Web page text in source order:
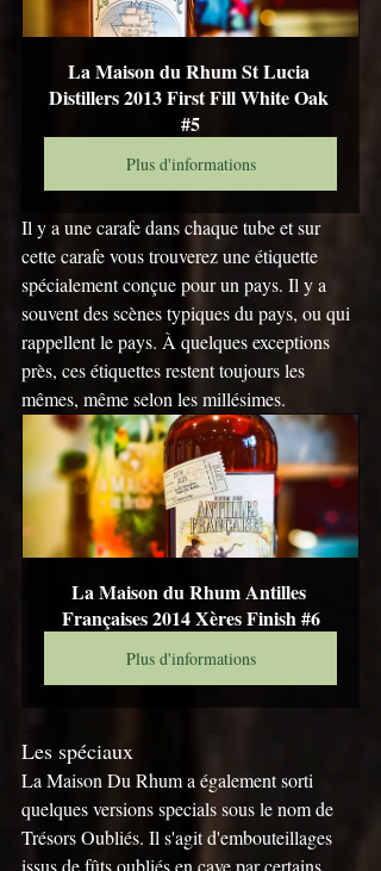
La Maison du Rhum St Lucia
Distillers 2013 First Fill White Oak
#5
Plus d'informations
Il y a une carafe dans chaque tube et sur
cette carafe vous trouverez une étiquette
spécialement conçue pour un pays. Il y a
souvent des scènes typiques du pays, ou qui
rappellent le pays. À quelques exceptions
près, ces étiquettes restent toujours les
mêmes, même selon les millésimes.
La Maison du Rhum Antilles
Françaises 2014 Xères Finish #6
Plus d'informations
Les spéciaux
La Maison Du Rhum a également sorti
quelques versions specials sous le nom de
Trésors Oubliés. Il s'agit d'embouteillages
issus de fûts oubliés en cave par certains